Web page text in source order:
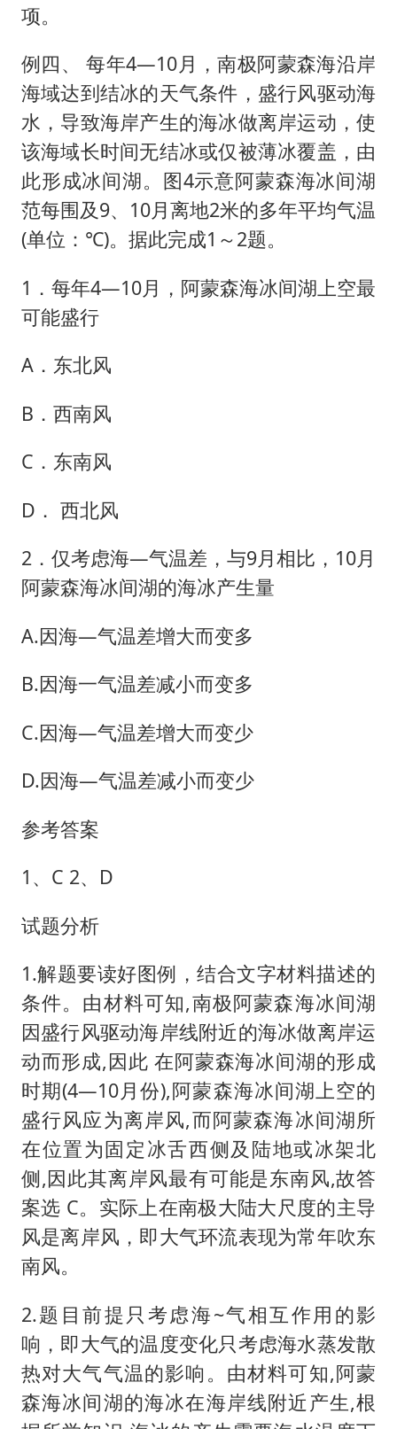
项。
例四、 每年4—10月，南极阿蒙森海沿岸
海域达到结冰的天气条件，盛行风驱动海
水，导致海岸产生的海冰做离岸运动，使
该海域长时间无结冰或仅被薄冰覆盖，由
此形成冰间湖。图4示意阿蒙森海冰间湖
范每围及9、10月离地2米的多年平均气温
(单位：℃)。据此完成1～2题。
1．每年4—10月，阿蒙森海冰间湖上空最
可能盛行
A．东北风
B．西南风
C．东南风
D． 西北风
2．仅考虑海—气温差，与9月相比，10月
阿蒙森海冰间湖的海冰产生量
A.因海—气温差增大而变多
B.因海一气温差减小而变多
C.因海—气温差增大而变少
D.因海—气温差减小而变少
参考答案
1、C 2、D
试题分析
1.解题要读好图例，结合文字材料描述的
条件。由材料可知,南极阿蒙森海冰间湖
因盛行风驱动海岸线附近的海冰做离岸运
动而形成,因此 在阿蒙森海冰间湖的形成
时期(4—10月份),阿蒙森海冰间湖上空的
盛行风应为离岸风,而阿蒙森海冰间湖所
在位置为固定冰舌西侧及陆地或冰架北
侧,因此其离岸风最有可能是东南风,故答
案选 C。实际上在南极大陆大尺度的主导
风是离岸风，即大气环流表现为常年吹东
南风。
2.题目前提只考虑海~气相互作用的影
响，即大气的温度变化只考虑海水蒸发散
热对大气气温的影响。由材料可知,阿蒙
森海冰间湖的海冰在海岸线附近产生,根